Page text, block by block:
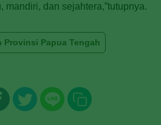
mandiri, dan sejahtera,”tutupnya.
Provinsi Papua Tengah